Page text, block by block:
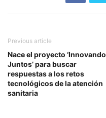
Previous article
Nace el proyecto ‘Innovando
Juntos’ para buscar
respuestas a los retos
tecnológicos de la atención
sanitaria